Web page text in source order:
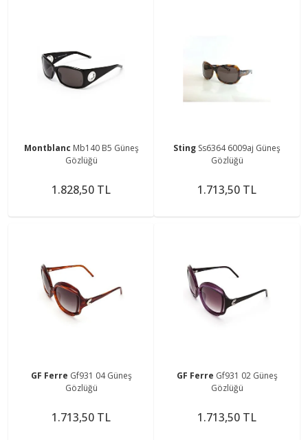
Montblanc Mb140 B5 Güneş
Gözlüğü
1.828,50 TL
Sting Ss6364 6009aj Güneş
Gözlüğü
1.713,50 TL
GF Ferre Gf931 04 Güneş
Gözlüğü
1.713,50 TL
GF Ferre Gf931 02 Güneş
Gözlüğü
1.713,50 TL